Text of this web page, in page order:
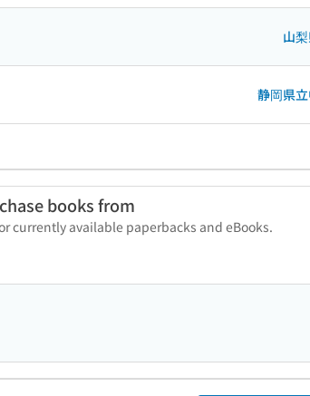
山
静岡県
books from
currently available paperbacks and eBooks.